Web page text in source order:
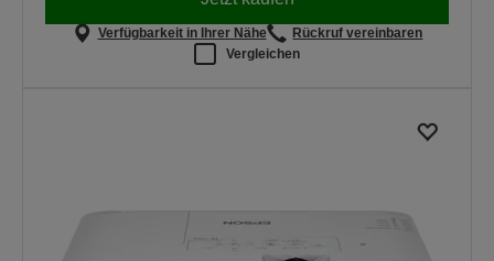
Verfügbarkeit in Ihrer Nähe
Rückruf vereinbaren
Vergleichen